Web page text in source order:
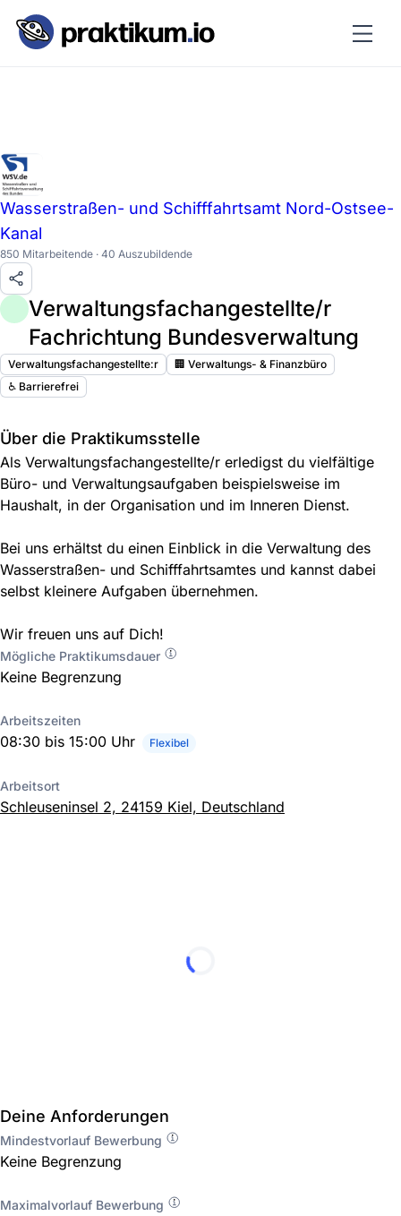
Wasserstraßen- und Schifffahrtsamt Nord-Ostsee-
Kanal
850 Mitarbeitende · 40 Auszubildende
Verwaltungsfachangestellte/r
Fachrichtung Bundesverwaltung
Verwaltungsfachangestellte:r
🏢 Verwaltungs- & Finanzbüro
♿️ Barrierefrei
Über die Praktikumsstelle
Als Verwaltungsfachangestellte/r erledigst du vielfältige
Büro- und Verwaltungsaufgaben beispielsweise im
Haushalt, in der Organisation und im Inneren Dienst.
Bei uns erhältst du einen Einblick in die Verwaltung des
Wasserstraßen- und Schifffahrtsamtes und kannst dabei
selbst kleinere Aufgaben übernehmen.
Wir freuen uns auf Dich!
Mögliche Praktikumsdauer
Keine Begrenzung
Arbeitszeiten
08:30 bis 15:00 Uhr Flexibel
Arbeitsort
Schleuseninsel 2, 24159 Kiel, Deutschland
Deine Anforderungen
Mindestvorlauf Bewerbung
Keine Begrenzung
Maximalvorlauf Bewerbung